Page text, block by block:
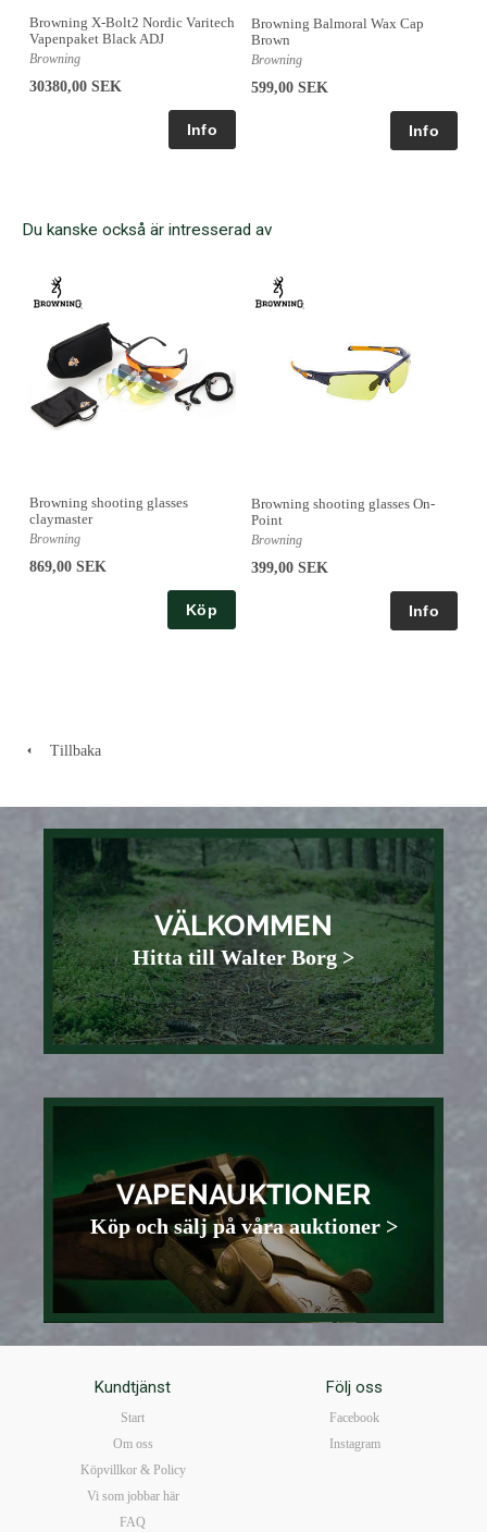
Browning X-Bolt2 Nordic Varitech
Vapenpaket Black ADJ
Browning
30380,00 SEK
Browning Balmoral Wax Cap
Brown
Browning
599,00 SEK
Du kanske också är intresserad av
Browning shooting glasses
claymaster
Browning
869,00 SEK
Köp
Browning shooting glasses On-
Point
Browning
399,00 SEK
Tillbaka
VÄLKOMMEN
Hitta till Walter Borg >
VAPENAUKTIONER
Köp och sälj på våra auktioner >
Kundtjänst
Start
Om oss
Köpvillkor & Policy
Vi som jobbar här
FAQ
Följ oss
Facebook
Instagram